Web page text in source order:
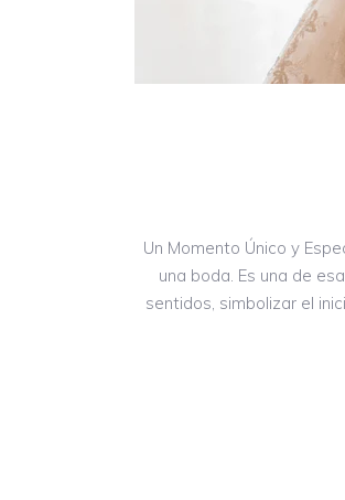
Un Momento Único y
una boda. Es una de
sentidos, simbolizar el